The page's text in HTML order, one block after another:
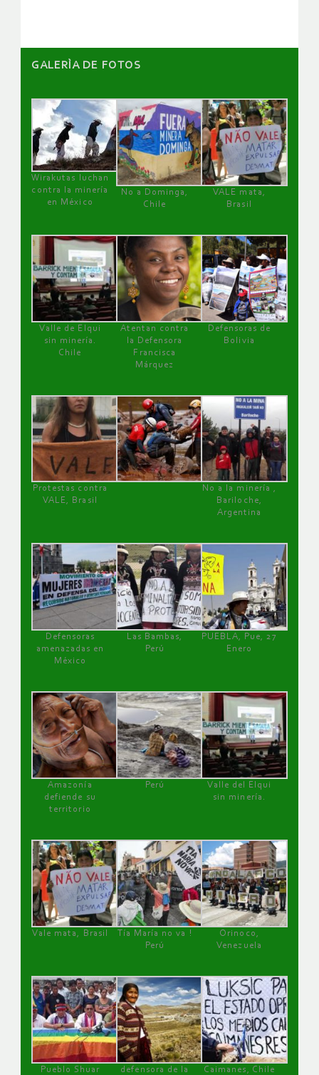
GALERÌA DE FOTOS
Wirakutas luchan
contra la minería
en México
No a Dominga,
Chile
VALE mata,
Brasil
Valle de Elqui
sin minería.
Chile
Atentan contra
la Defensora
Francisca
Márquez
Defensoras de
Bolivia
Protestas contra
VALE, Brasil
No a la minería ,
Bariloche,
Argentina
Defensoras
amenazadas en
México
Las Bambas,
Perú
PUEBLA, Pue, 27
Enero
Amazonía
defiende su
territorio
Perú
Valle del Elqui
sin minería.
Vale mata, Brasil
Tía María no va !
Perú
Orinoco,
Venezuela
Pueblo Shuar defensora de la Caimanes, Chile